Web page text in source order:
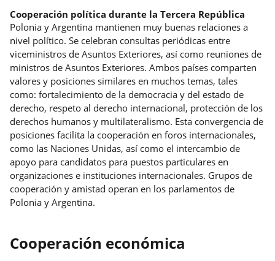
Cooperación política durante la Tercera República
Polonia y Argentina mantienen muy buenas relaciones a
nivel político. Se celebran consultas periódicas entre
viceministros de Asuntos Exteriores, así como reuniones de
ministros de Asuntos Exteriores. Ambos países comparten
valores y posiciones similares en muchos temas, tales
como: fortalecimiento de la democracia y del estado de
derecho, respeto al derecho internacional, protección de los
derechos humanos y multilateralismo. Esta convergencia de
posiciones facilita la cooperación en foros internacionales,
como las Naciones Unidas, así como el intercambio de
apoyo para candidatos para puestos particulares en
organizaciones e instituciones internacionales. Grupos de
cooperación y amistad operan en los parlamentos de
Polonia y Argentina.
Cooperación económica